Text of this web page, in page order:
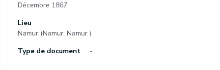
Décembre 1867.
Lieu
Namur (Namur, Namur )
Type de document
-